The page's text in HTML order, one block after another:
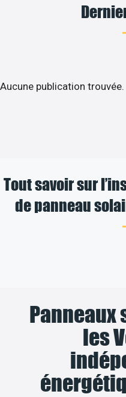
Aucune publication trouvée.
Tout savoir sur
de panneau
Panneaux
les